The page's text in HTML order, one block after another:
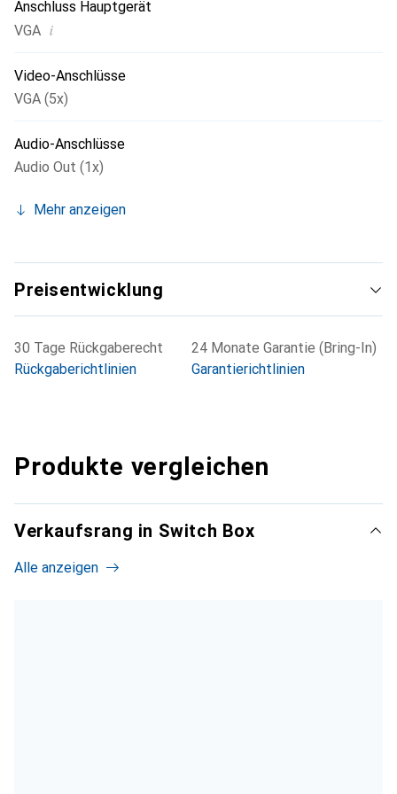
Anschluss Hauptgerät
VGA i
Video-Anschlüsse
VGA (5x)
Audio-Anschlüsse
Audio Out (1x)
Mehr anzeigen
Preisentwicklung
30 Tage Rückgaberecht
Rückgaberichtlinien
24 Monate Garantie (Bring-In)
Garantierichtlinien
Produkte vergleichen
Verkaufsrang in Switch Box
Alle anzeigen